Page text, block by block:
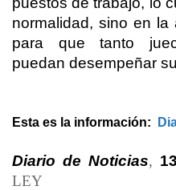
normalidad, sino en la
para que tanto
puedan desempeñar
Esta es la información:
Diario de Noticias,
LEY